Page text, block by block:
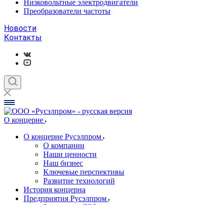
Низковольтные электродвигатели
Преобразователи частоты
Новости
Контакты
О концерне
О концерне Русэлпром
О компании
Наши ценности
Наш бизнес
Ключевые перспективы
Развитие технологий
История концерна
Предприятия Русэлпром